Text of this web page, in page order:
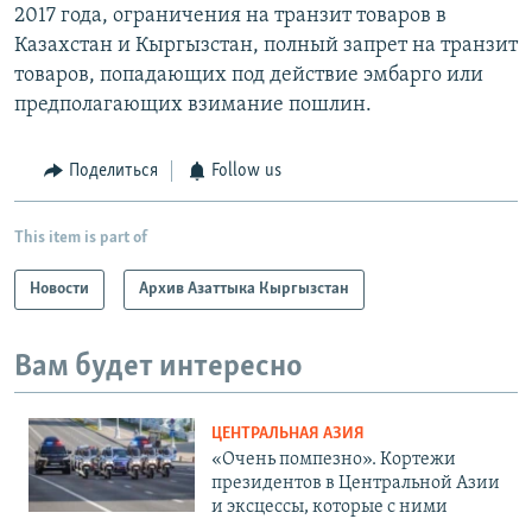
2017 года, ограничения на транзит товаров в
Казахстан и Кыргызстан, полный запрет на транзит
товаров, попадающих под действие эмбарго или
предполагающих взимание пошлин.
Поделиться Follow us
This item is part of
Новости Архив Азаттыка Кыргызстан
Вам будет интересно
ЦЕНТРАЛЬНАЯ АЗИЯ
«Очень помпезно». Кортежи
президентов в Центральной Азии
и эксцессы, которые с ними